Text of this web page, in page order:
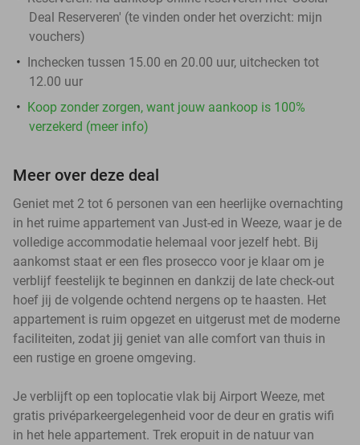
Deal Reserveren' (te vinden onder het overzicht: mijn
vouchers)
Inchecken tussen 15.00 en 20.00 uur, uitchecken tot
12.00 uur
Koop zonder zorgen, want jouw aankoop is 100%
verzekerd (meer info)
Meer over deze deal
Geniet met 2 tot 6 personen van een heerlijke overnachting
in het ruime appartement van Just-ed in Weeze, waar je de
volledige accommodatie helemaal voor jezelf hebt. Bij
aankomst staat er een fles prosecco voor je klaar om je
verblijf feestelijk te beginnen en dankzij de late check-out
hoef jij de volgende ochtend nergens op te haasten. Het
appartement is ruim opgezet en uitgerust met de moderne
faciliteiten, zodat jij geniet van alle comfort van thuis in
een rustige en groene omgeving.
Je verblijft op een toplocatie vlak bij Airport Weeze, met
gratis privéparkeergelegenheid voor de deur en gratis wifi
in het hele appartement. Trek eropuit in de natuur van